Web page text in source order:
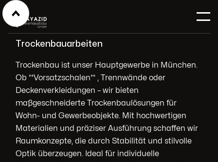
Trockenbauarbeiten
Trockenbau ist unser Hauptgewerbe in München.
Ob **Vorsatzschalen** , Trennwände oder
Deckenverkleidungen – wir bieten
maßgeschneiderte Trockenbaulösungen für
Wohn- und Gewerbeobjekte. Mit hochwertigen
Materialien und präziser Ausführung schaffen wir
Raumkonzepte, die durch Stabilität und stilvolle
Optik überzeugen. Ideal für individuelle